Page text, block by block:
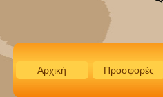
Αρχική Προσφορές